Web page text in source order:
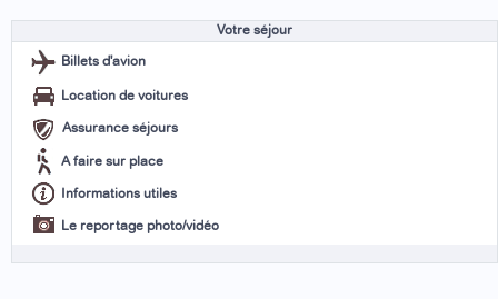
Votre séjour
Billets d'avion
Location de voitures
Assurance séjours
A faire sur place
Informations utiles
Le reportage photo/vidéo